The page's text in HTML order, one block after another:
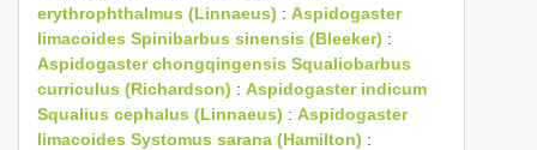
erythrophthalmus (Linnaeus) : Aspidogaster
limacoides Spinibarbus sinensis (Bleeker) :
Aspidogaster chongqingensis Squaliobarbus
curriculus (Richardson) : Aspidogaster indicum
Squalius cephalus (Linnaeus) : Aspidogaster
limacoides Systomus sarana (Hamilton) :